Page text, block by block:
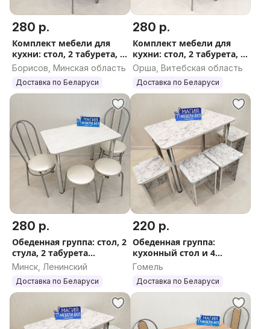
280 р.
Комплект мебели для
кухни: стол, 2 табурета, 2
стула
Борисов, Минская область
Доставка по Беларуси
280 р.
Комплект мебели для
кухни: стол, 2 табурета, 2
стула Доставка Выбор
Гарантия
Орша, Витебская область
Доставка по Беларуси
280 р.
Обеденная группа: стол, 2
стула, 2 табурета
Доставка Выбор Гарантия
Минск, Ленинский
Доставка по Беларуси
220 р.
Обеденная группа:
кухонный стол и 4
табурета Доставка по РБ
Гомель
Доставка по Беларуси